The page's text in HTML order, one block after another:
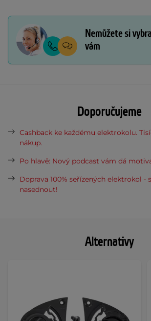
Alternativy
Nemůžete si
vám
Doporučujeme
Cashback ke každému elektrokolu.
nákup.
Po hlavě: Nový podcast vám dá
Doprava 100% seřízených elektrokol -
nasednout!